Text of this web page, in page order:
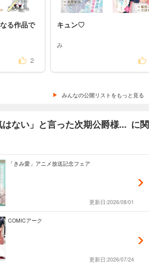
る作品で
2
キュン♡
み
みんなの公開リストをもっと見る
はない」と言った次期公爵様... に関
「きみ愛」アニメ放送記念フェア
更新日:2026/08/01
COMICアーク
更新日:2026/07/24